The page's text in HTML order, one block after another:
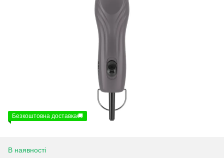
Безкоштовна доставка🚚
В наявності